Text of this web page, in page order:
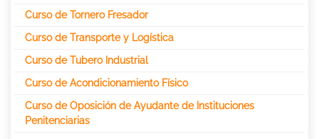
Curso de Tornero Fresador
Curso de Transporte y Logística
Curso de Tubero Industrial
Curso de Acondicionamiento Físico
Curso de Oposición de Ayudante de Instituciones
Penitenciarias